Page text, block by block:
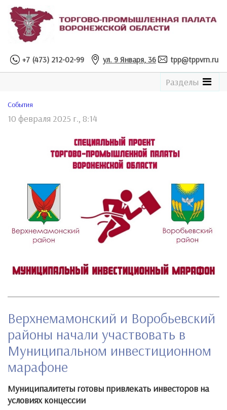
+7 (473) 212-02-99 ул. 9 Января, 36 tpp@tppvrn.ru
See
the
Разделы
Cобытия
10 февраля 2025 г., 8:14
Верхнемамонский и Воробьевский
районы начали участвовать в
Муниципальном инвестиционном
марафоне
Муниципалитеты готовы привлекать инвесторов на
условиях концессии